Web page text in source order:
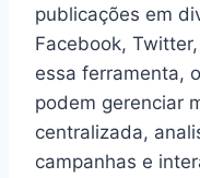
publicações em
Facebook,
essa ferramenta,
podem gerenciar
centralizada,
campanhas e